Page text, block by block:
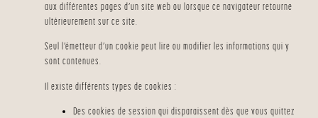
aux différentes pages d’un site web ou lorsque ce navigateur retourne
ultérieurement sur ce site.
Seul l’émetteur d’un cookie peut lire ou modifier les informations qui y
sont contenues.
Il existe différents types de cookies :
Des cookies de session qui disparaissent dès que vous quittez